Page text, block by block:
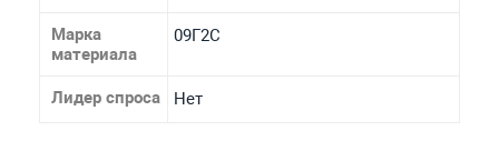
Марка
материала
09Г2С
Лидер спроса Нет